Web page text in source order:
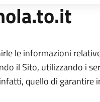
le informazioni
il Sito, utilizzando i
quello di garantire